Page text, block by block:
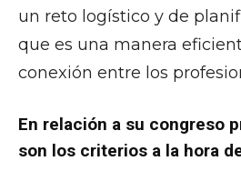
un reto logístico y de
que es una manera
conexión entre los
En relación a su congreso
son los criterios a la hora